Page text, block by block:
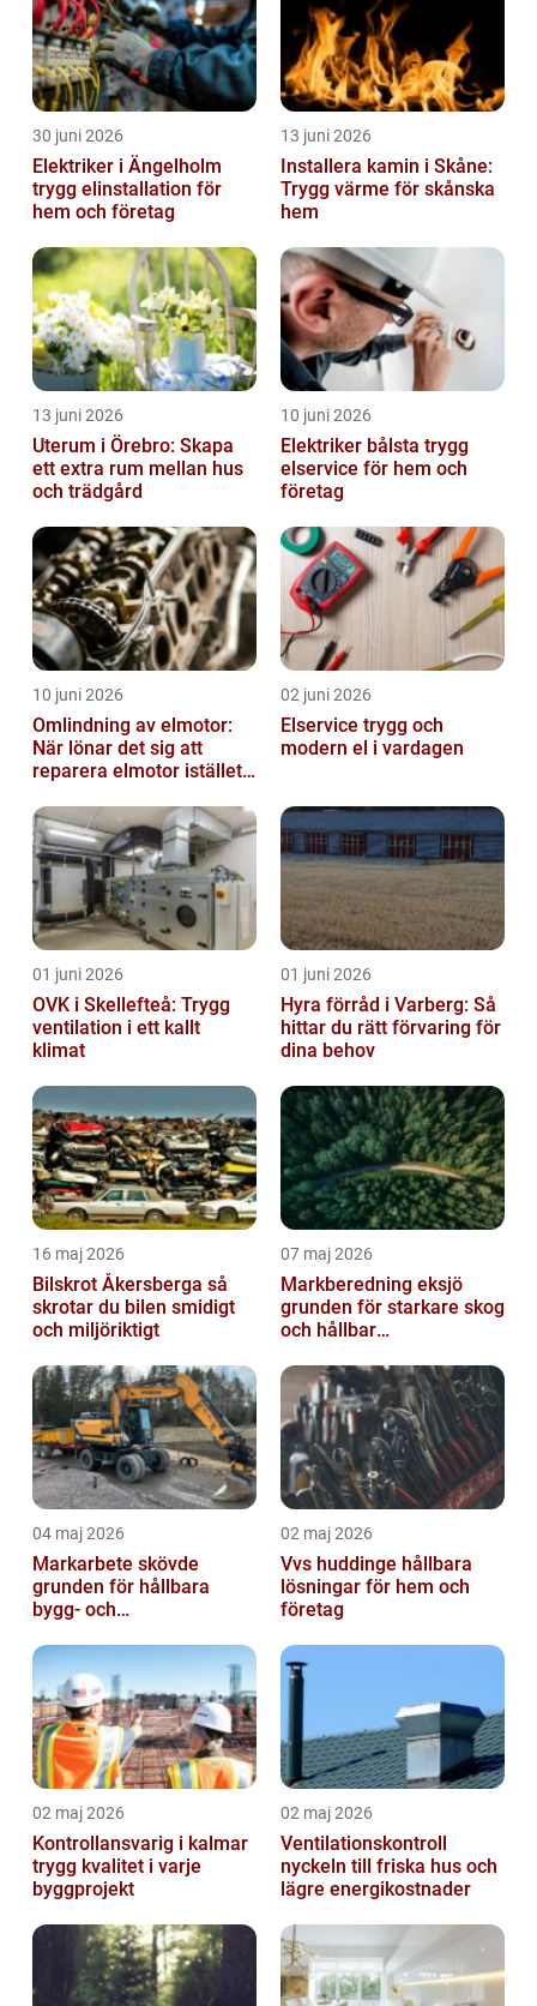
30 juni 2026
Elektriker i Ängelholm
trygg elinstallation för
hem och företag
13 juni 2026
Installera kamin i Skåne:
Trygg värme för skånska
hem
13 juni 2026
Uterum i Örebro: Skapa
ett extra rum mellan hus
och trädgård
10 juni 2026
Elektriker bålsta trygg
elservice för hem och
företag
10 juni 2026
Omlindning av elmotor:
När lönar det sig att
reparera elmotor istället
02 juni 2026
Elservice trygg och
modern el i vardagen
01 juni 2026
OVK i Skellefteå: Trygg
ventilation i ett kallt
klimat
01 juni 2026
Hyra förråd i Varberg: Så
hittar du rätt förvaring för
dina behov
16 maj 2026
Bilskrot Åkersberga så
skrotar du bilen smidigt
och miljöriktigt
07 maj 2026
Markberedning eksjö
grunden för starkare skog
och hållbar
04 maj 2026
Markarbete skövde
grunden för hållbara
bygg- och
02 maj 2026
Vvs huddinge hållbara
lösningar för hem och
företag
02 maj 2026
Kontrollansvarig i kalmar
trygg kvalitet i varje
byggprojekt
02 maj 2026
Ventilationskontroll
nyckeln till friska hus och
lägre energikostnader